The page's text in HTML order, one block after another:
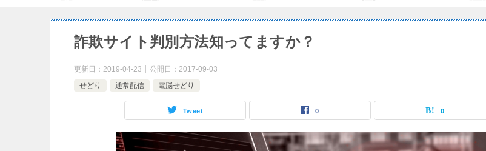
詐欺サイト判別方法知ってますか？
更新日： 2019-04-23 公開日： 2017-09-03
せどり
通常配信 電脳せどり
Tweet 0 0